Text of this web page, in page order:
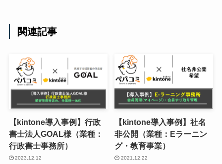
関連記事
【kintone導入事例】行政
書士法人GOAL様（業種：
行政書士事務所）
2023.12.12
【kintone導入事例】社名
非公開（業種：Eラーニン
グ・教育事業）
2021.12.22